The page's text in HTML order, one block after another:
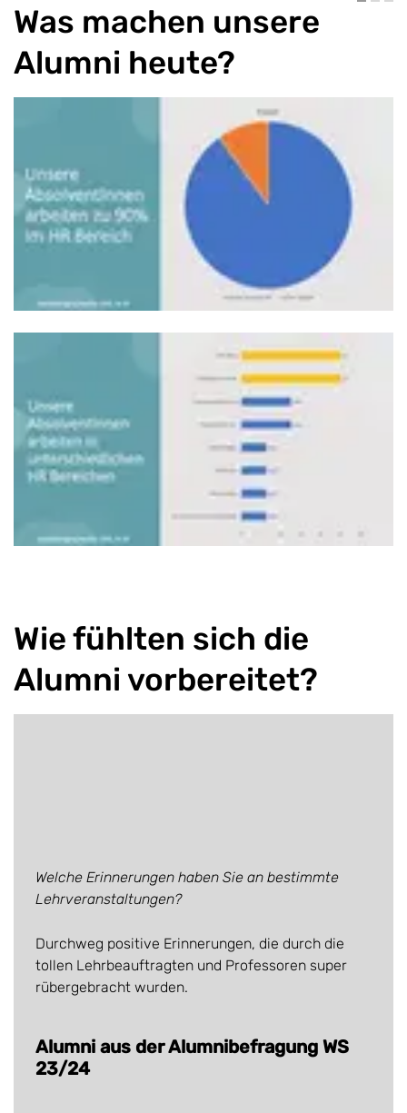
Was machen unsere
Alumni heute?
Wie fühlten sich die
Alumni vorbereitet?
Welche Erinnerungen haben Sie an bestimmte
Lehrveranstaltungen?
Durchweg positive Erinnerungen, die durch die
tollen Lehrbeauftragten und Professoren super
rübergebracht wurden.
Alumni aus der Alumnibefragung WS
23/24